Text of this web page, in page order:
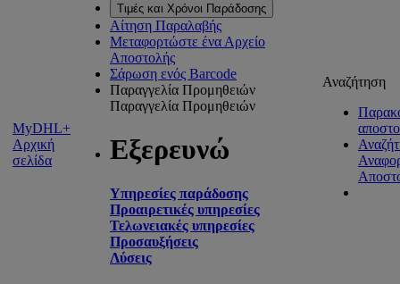
MyDHL+
Αρχική
σελίδα
Τιμές και Χρόνοι Παράδοσης
Αίτηση Παραλαβής
Μεταφορτώστε ένα Αρχείο
Αποστολής
Σάρωση ενός Barcode
Παραγγελία Προμηθειών
Παραγγελία Προμηθειών
Εξερευνώ
Υπηρεσίες παράδοσης
Προαιρετικές υπηρεσίες
Τελωνειακές υπηρεσίες
Προσαυξήσεις
Λύσεις
Αναζήτηση